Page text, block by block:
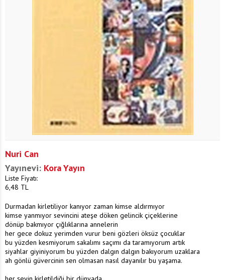
Nuri Can
Yayınevi: Kora Yayın
Liste Fiyatı:
6,48 TL
Durmadan kirletiliyor kanıyor zaman kimse aldırmıyor
kimse yanmıyor sevincini ateşe döken gelincik çiçeklerine
dönüp bakmıyor çığlıklarına annelerin
her gece dokuz yerimden vurur beni gözleri öksüz çocuklar
bu yüzden kesmiyorum sakalımı saçımı da taramıyorum artık
siyahlar giyiniyorum bu yüzden dalgın dalgın bakıyorum uzaklara
ah gönlü güvercinin sen olmasan nasıl dayanılır bu yaşama.